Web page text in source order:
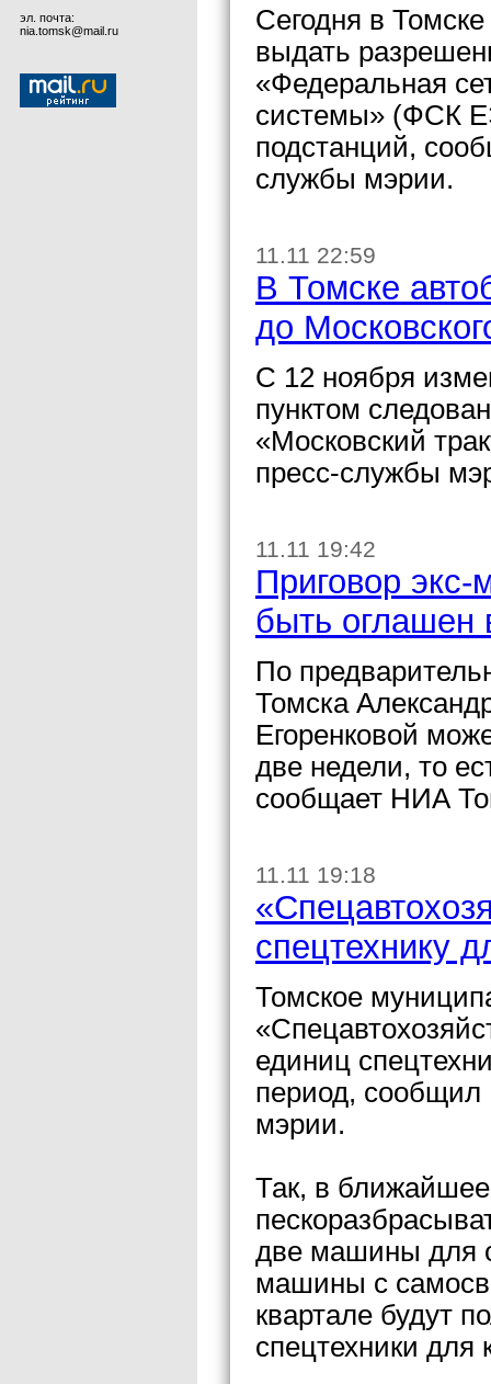
эл. почта:
nia.tomsk@mail.ru
Сегодня в
выдать
«Федеральная
системы» (ФСК
подстанций,
службы мэрии.
11.11 22:59
В Томске
до
С 12 ноября
пунктом
«Московский
пресс-службы
11.11 19:42
Приговор
быть оглашен
По
Томска
Егоренковой
две недели, то
сообщает НИА
11.11 19:18
спецтехнику
Томское
единиц
период, сообщил
мэрии.
Так, в
две машины для
машины с
квартале будут
спецтехники